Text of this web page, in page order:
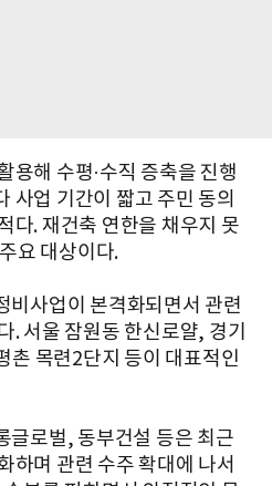
용해 수평·수직 증축을 진행
사업 기간이 짧고 주민 동의
다. 재건축 연한을 채우지 못
요 대상이다.
비사업이 본격화되면서 관련
. 서울 잠원동 한신로얄, 경기
촌 목련2단지 등이 대표적인
글로벌, 동부건설 등은 최근
하며 관련 수주 확대에 나서